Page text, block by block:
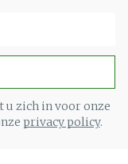
zich in voor onze
privacy policy.